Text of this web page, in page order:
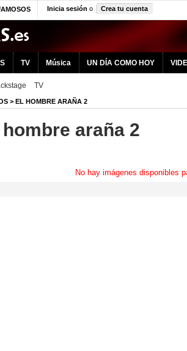
Inicia sesión o Crea tu cuenta
TV Música UN DÍA COMO HOY
TV
> EL HOMBRE ARAÑA 2
araña 2
No hay imágenes disponibles